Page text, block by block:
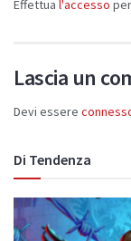
Effettua l'accesso
Lascia un
Devi essere
Di Tendenza